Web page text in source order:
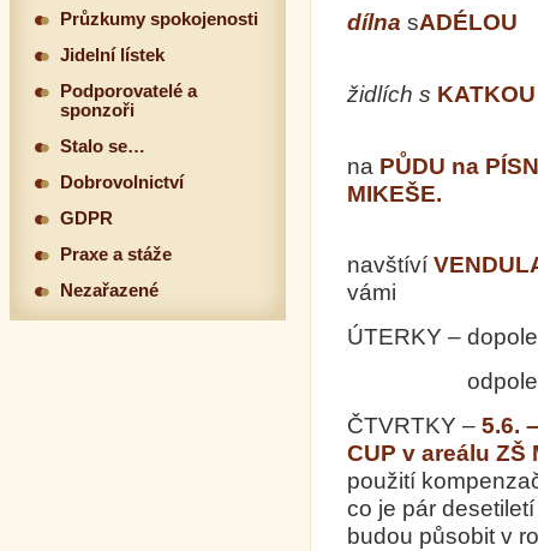
dílna sADÉLOU
židlích s KATKOU
na PŮDU na
MIKEŠE.
navštíví
vámi
ÚTERKY –
ČTVRTKY – 5.6.
CUP v areálu ZŠ
použití
co je pár
budou působit v
Průzkumy spokojenosti
Jidelní lístek
Podporovatelé a
sponzoři
Stalo se…
Dobrovolnictví
GDPR
Praxe a stáže
Nezařazené